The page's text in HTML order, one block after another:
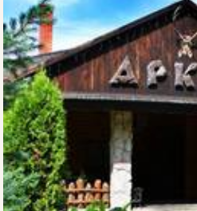
ЛОКАЦІЇ
ПУБЛІКАЦІЇ